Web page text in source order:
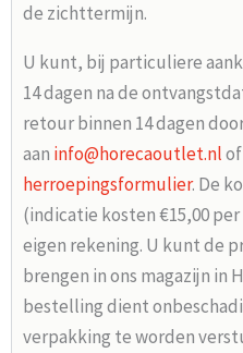
de zichttermijn.
U kunt, bij particuliere
14 dagen na de
retour binnen 14 dagen
aan info@horecaoutlet.nl
herroepingsformulier. De
(indicatie kosten €15,00
eigen rekening. U kunt de
brengen in ons magazijn in
bestelling dient
verpakking te worden